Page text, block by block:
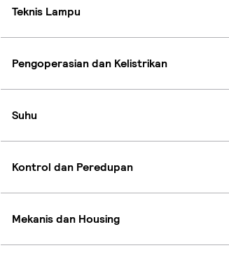
Teknis Lampu
Pengoperasian dan Kelistrikan
Suhu
Kontrol dan Peredupan
Mekanis dan Housing